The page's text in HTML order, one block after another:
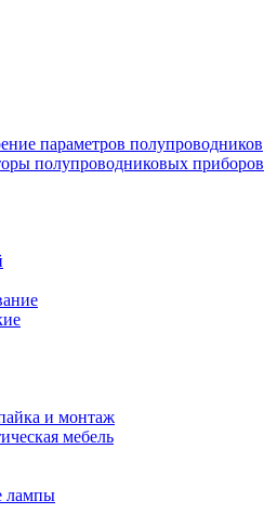
параметров полупроводников
полупроводниковых приборов
и монтаж
мебель
лампы